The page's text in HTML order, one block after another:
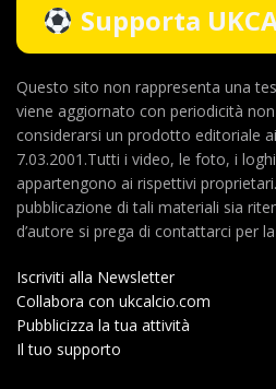
Supporta
Questo sito non rappresenta una
viene aggiornato con periodicità
considerarsi un prodotto editoriale
7.03.2001.Tutti i video, le foto, i
appartengono ai rispettivi
pubblicazione di tali materiali sia
d’autore si prega di contattarci per
Iscriviti alla Newsletter
Collabora con ukcalcio.com
Pubblicizza la tua attività
Il tuo supporto